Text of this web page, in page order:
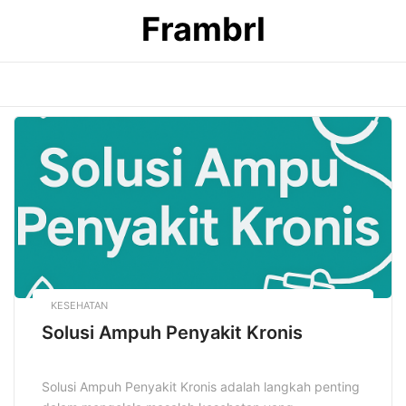
Frambrl
KESEHATAN
Solusi Ampuh Penyakit Kronis
Solusi Ampuh Penyakit Kronis adalah langkah penting